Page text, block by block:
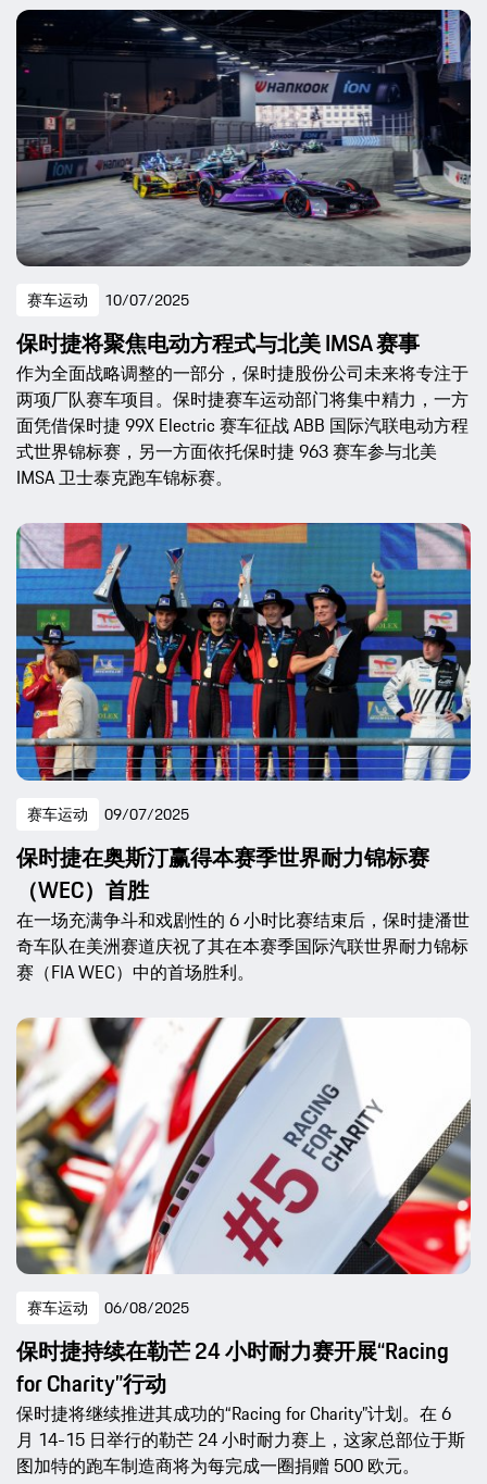
赛车运动 10/07/2025
保时捷将聚焦电动方程式与北美 IMSA 赛事
作为全面战略调整的一部分，保时捷股份公司未来将专注于
两项厂队赛车项目。保时捷赛车运动部门将集中精力，一方
面凭借保时捷 99X Electric 赛车征战 ABB 国际汽联电动方程
式世界锦标赛，另一方面依托保时捷 963 赛车参与北美
IMSA 卫士泰克跑车锦标赛。
赛车运动 09/07/2025
保时捷在奥斯汀赢得本赛季世界耐力锦标赛
（WEC）首胜
在一场充满争斗和戏剧性的 6 小时比赛结束后，保时捷潘世
奇车队在美洲赛道庆祝了其在本赛季国际汽联世界耐力锦标
赛（FIA WEC）中的首场胜利。
赛车运动 06/08/2025
保时捷持续在勒芒 24 小时耐力赛开展“Racing
for Charity”行动
保时捷将继续推进其成功的“Racing for Charity”计划。在 6
月 14-15 日举行的勒芒 24 小时耐力赛上，这家总部位于斯
图加特的跑车制造商将为每完成一圈捐赠 500 欧元。